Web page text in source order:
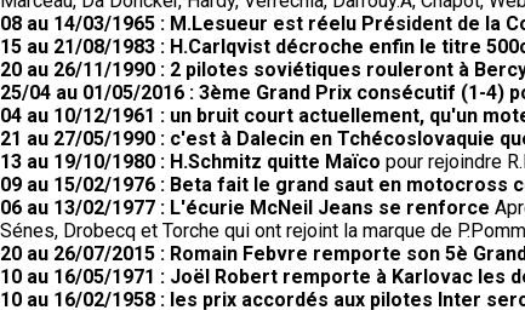
08 au 14/03/1965 : M.Lesueur est réelu Président de la
15 au 21/08/1983 : H.Carlqvist décroche enfin le titre
20 au 26/11/1990 : 2 pilotes soviétiques rouleront à
25/04 au 01/05/2016 : 3ème Grand Prix consécutif (1-4)
04 au 10/12/1961 : un bruit court actuellement, qu'un
21 au 27/05/1990 : c'est à Dalecin en Tchécoslovaquie
13 au 19/10/1980 : H.Schmitz quitte Maïco pour rejoindre
09 au 15/02/1976 : Beta fait le grand saut en motocross
06 au 13/02/1977 : L'écurie McNeil Jeans se renforce
Sénes, Drobecq et Torche qui ont rejoint la marque de
20 au 26/07/2015 : Romain Febvre remporte son 5è
10 au 16/05/1971 : Joël Robert remporte à Karlovac les
10 au 16/02/1958 : les prix accordés aux pilotes Inter